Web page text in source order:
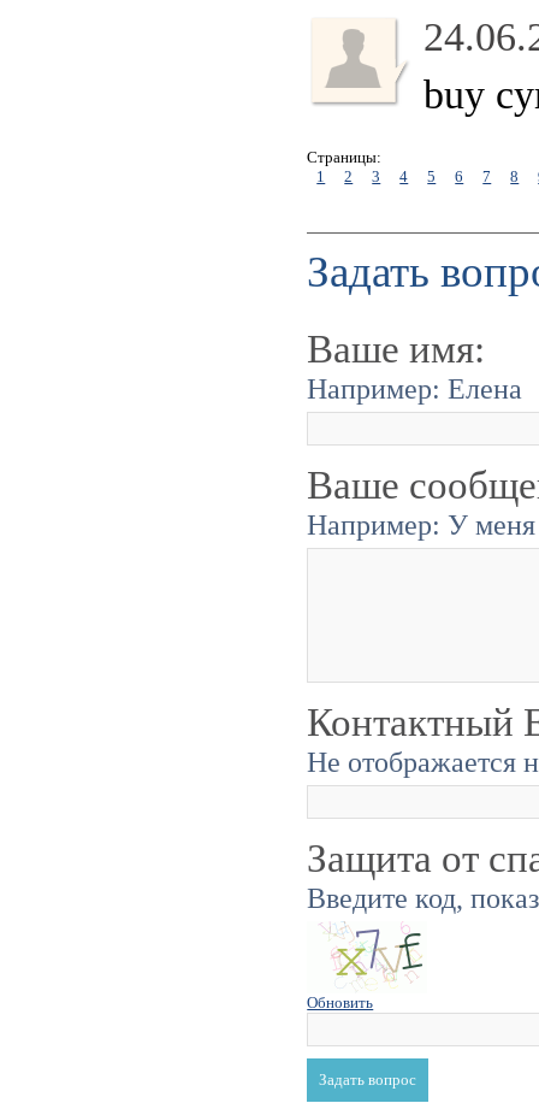
buy
Страницы:
1
2 3 4 5 6 7 8
Задать
Ваше имя:
Например: Елена
Ваше
Например: У меня
Контактный
Не отображается
Защита от
Введите код,
Обновить